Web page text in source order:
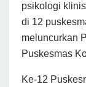
psikologi
di 12
meluncurkan
Puskesmas
Ke-12